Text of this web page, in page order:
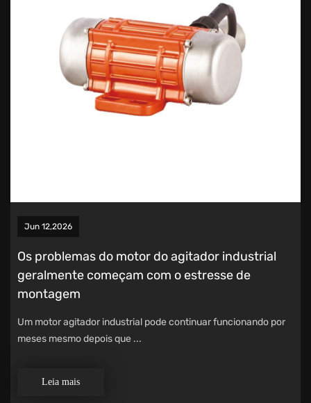
Jun 12,2026
Os problemas do motor do agitador industrial
geralmente começam com o estresse de
montagem
Um motor agitador industrial pode continuar funcionando por
meses mesmo depois que ...
Leia mais